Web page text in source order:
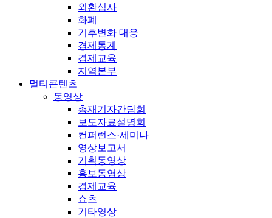
외환심사
화폐
기후변화 대응
경제통계
경제교육
지역본부
멀티콘텐츠
동영상
총재기자간담회
보도자료설명회
컨퍼런스·세미나
영상보고서
기획동영상
홍보동영상
경제교육
쇼츠
기타영상